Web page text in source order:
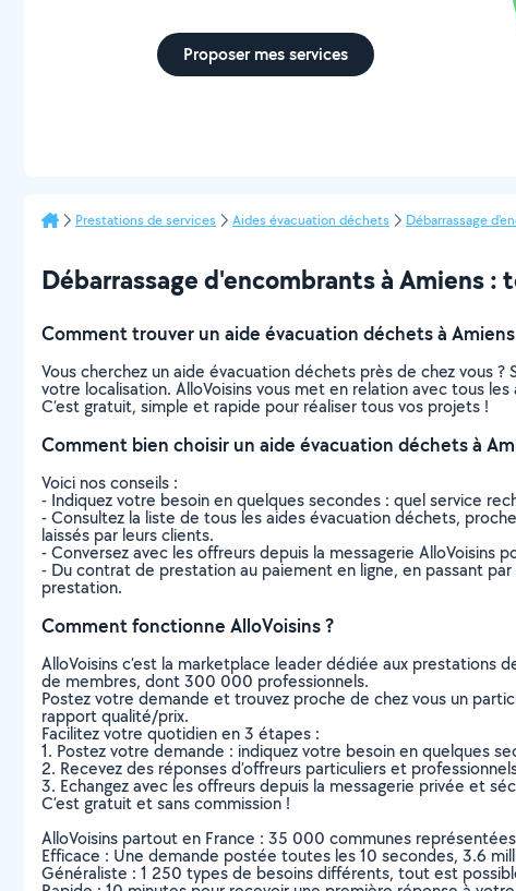
Proposer mes services
Prestations de services Aides évacuation déchets Débarrassage
Débarrassage d'encombrants à Amiens :
Comment trouver un aide évacuation déchets à
Vous cherchez un aide évacuation déchets près de chez vous
votre localisation. AlloVoisins vous met en relation avec tous
C’est gratuit, simple et rapide pour réaliser tous vos projets !
Comment bien choisir un aide évacuation déchets à
Voici nos conseils :
- Indiquez votre besoin en quelques secondes : quel service
- Consultez la liste de tous les aides évacuation déchets,
laissés par leurs clients.
- Conversez avec les offreurs depuis la messagerie AlloVoisins
- Du contrat de prestation au paiement en ligne, en passant
prestation.
Comment fonctionne AlloVoisins ?
AlloVoisins c’est la marketplace leader dédiée aux prestations
de membres, dont 300 000 professionnels.
Postez votre demande et trouvez proche de chez vous un
rapport qualité/prix.
Facilitez votre quotidien en 3 étapes :
1. Postez votre demande : indiquez votre besoin en quelques
2. Recevez des réponses d’offreurs particuliers et
3. Echangez avec les offreurs depuis la messagerie privée et
C’est gratuit et sans commission !
AlloVoisins partout en France : 35 000 communes
Efficace : Une demande postée toutes les 10 secondes, 3.6
Généraliste : 1 250 types de besoins différents, tout est